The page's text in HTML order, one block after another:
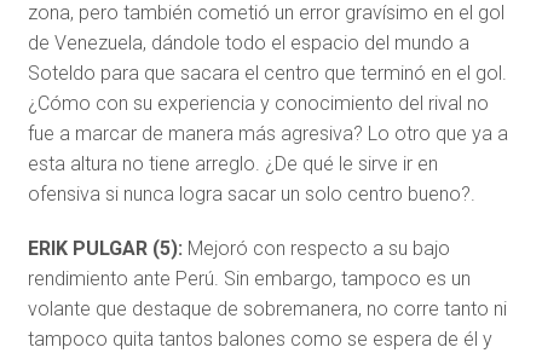
zona, pero también cometió un error gravísimo en el gol
de Venezuela, dándole todo el espacio del mundo a
Soteldo para que sacara el centro que terminó en el gol.
¿Cómo con su experiencia y conocimiento del rival no
fue a marcar de manera más agresiva? Lo otro que ya a
esta altura no tiene arreglo. ¿De qué le sirve ir en
ofensiva si nunca logra sacar un solo centro bueno?.
ERIK PULGAR (5): Mejoró con respecto a su bajo
rendimiento ante Perú. Sin embargo, tampoco es un
volante que destaque de sobremanera, no corre tanto ni
tampoco quita tantos balones como se espera de él y